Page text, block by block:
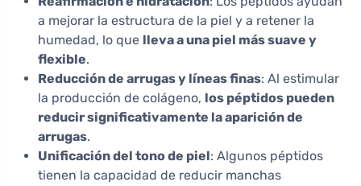
a mejorar la estructura de la piel y a retener la
humedad, lo que lleva a una piel más suave y
flexible.
Reducción de arrugas y líneas finas: Al estimular
la producción de colágeno, los péptidos pueden
reducir significativamente la aparición de
arrugas.
Unificación del tono de piel: Algunos péptidos
tienen la capacidad de reducir manchas